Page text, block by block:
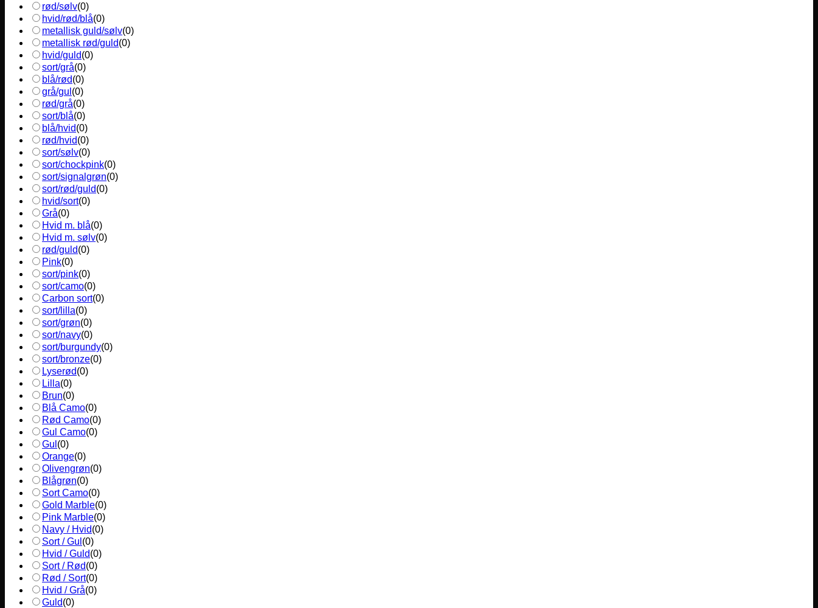
rød/sølv(0)
hvid/rød/blå(0)
metallisk guld/sølv(0)
metallisk rød/guld(0)
hvid/guld(0)
sort/grå(0)
blå/rød(0)
grå/gul (0)
rød/grå(0)
sort/blå(0)
blå/hvid(0)
rød/hvid(0)
sort/sølv(0)
sort/chockpink(0)
sort/signalgrøn(0)
sort/rød/guld(0)
hvid/sort(0)
Grå(0)
Hvid m. blå(0)
Hvid m. sølv(0)
rød/guld(0)
Pink(0)
sort/pink(0)
sort/camo(0)
Carbon sort(0)
sort/lilla(0)
sort/grøn(0)
sort/navy(0)
sort/burgundy(0)
sort/bronze(0)
Lyserød(0)
Lilla(0)
Brun(0)
Blå Camo(0)
Rød Camo(0)
Gul Camo(0)
Gul (0)
Orange(0)
Olivengrøn(0)
Blågrøn(0)
Sort Camo(0)
Gold Marble(0)
Pink Marble(0)
Navy / Hvid(0)
Sort / Gul (0)
Hvid / Guld(0)
Sort / Rød(0)
Rød / Sort(0)
Hvid / Grå(0)
Guld(0)